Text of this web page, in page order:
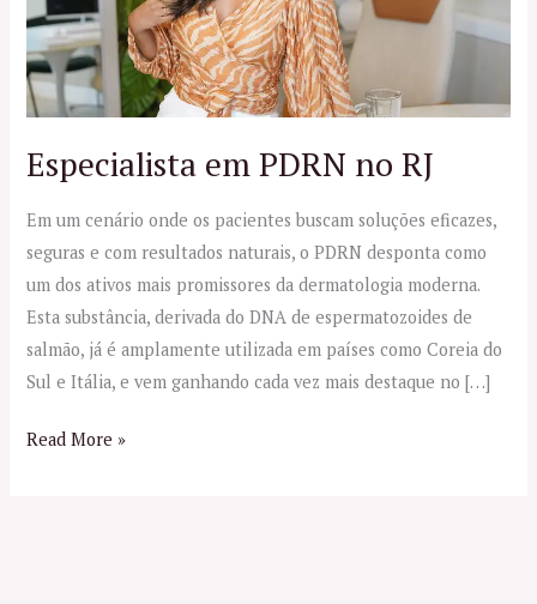
Especialista em PDRN no RJ
Em um cenário onde os pacientes buscam soluções eficazes,
seguras e com resultados naturais, o PDRN desponta como
um dos ativos mais promissores da dermatologia moderna.
Esta substância, derivada do DNA de espermatozoides de
salmão, já é amplamente utilizada em países como Coreia do
Sul e Itália, e vem ganhando cada vez mais destaque no […]
Read More »